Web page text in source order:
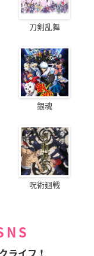
刀剣乱舞
銀魂
呪術廻戦
ライフ！